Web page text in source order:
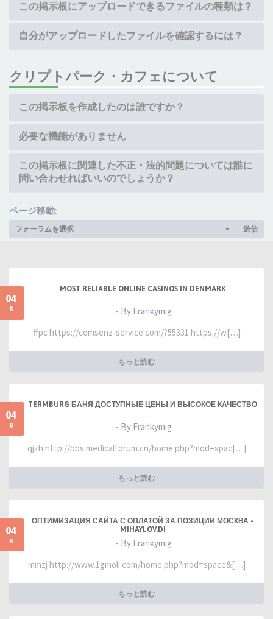
この掲示板にアップロードできるファイルの種類は？
自分がアップロードしたファイルを確認するには？
クリプトパーク・カフェについて
この掲示板を作成したのは誰ですか？
必要な機能がありません
この掲示板に関連した不正・法的問題については誰に
問い合わせればいいのでしょうか？
ページ移動:
フォーラムを選択 送信
04
8
MOST RELIABLE ONLINE CASINOS IN DENMARK
- By Frankymig
ffpc https://comsenz-service.com/?55331 https://w[…]
もっと読む
04
8
TERMBURG БАНЯ ДОСТУПНЫЕ ЦЕНЫ И ВЫСОКОЕ КАЧЕСТВО
- By Frankymig
qjzh http://bbs.medicalforum.cn/home.php?mod=spac[…]
もっと読む
04
8
ОПТИМИЗАЦИЯ САЙТА С ОПЛАТОЙ ЗА ПОЗИЦИИ МОСКВА -
MIHAYLOV.DI
- By Frankymig
mmzj http://www.1gmoli.com/home.php?mod=space&[…]
もっと読む